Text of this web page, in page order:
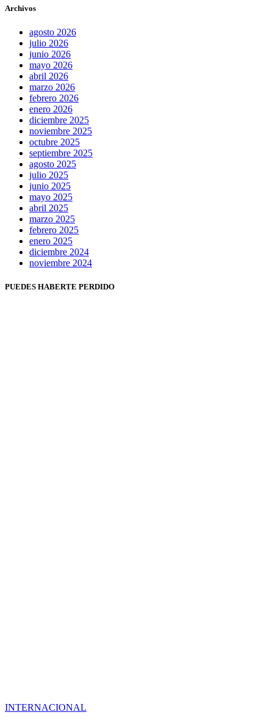
Archivos
agosto 2026
julio 2026
junio 2026
mayo 2026
abril 2026
marzo 2026
febrero 2026
enero 2026
diciembre 2025
noviembre 2025
octubre 2025
septiembre 2025
agosto 2025
julio 2025
junio 2025
mayo 2025
abril 2025
marzo 2025
febrero 2025
enero 2025
diciembre 2024
noviembre 2024
PUEDES HABERTE PERDIDO
INTERNACIONAL